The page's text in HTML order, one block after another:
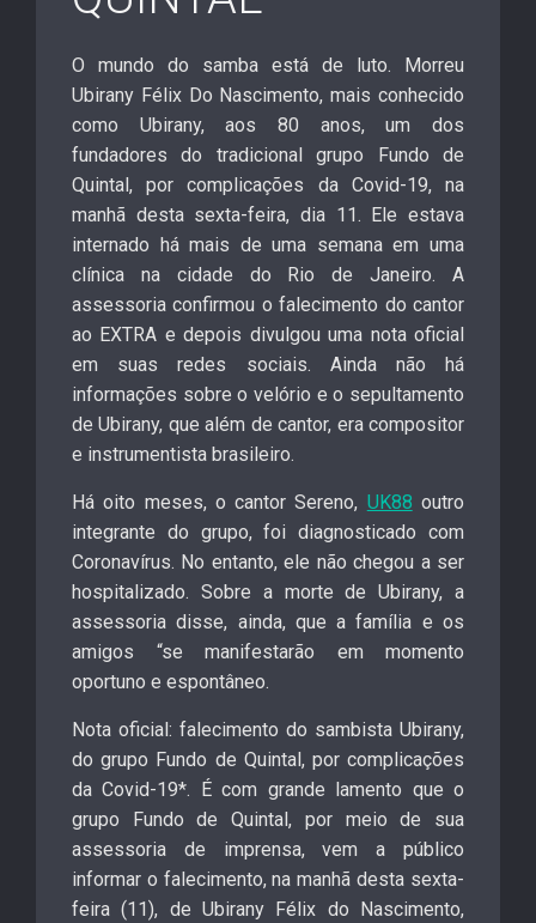
O mundo do samba está de luto. Morreu
Ubirany Félix Do Nascimento, mais conhecido
como Ubirany, aos 80 anos, um dos
fundadores do tradicional grupo Fundo de
Quintal, por complicações da Covid-19, na
manhã desta sexta-feira, dia 11. Ele estava
internado há mais de uma semana em uma
clínica na cidade do Rio de Janeiro. A
assessoria confirmou o falecimento do cantor
ao EXTRA e depois divulgou uma nota oficial
em suas redes sociais. Ainda não há
informações sobre o velório e o sepultamento
de Ubirany, que além de cantor, era compositor
e instrumentista brasileiro.
Há oito meses, o cantor Sereno, UK88 outro
integrante do grupo, foi diagnosticado com
Coronavírus. No entanto, ele não chegou a ser
hospitalizado. Sobre a morte de Ubirany, a
assessoria disse, ainda, que a família e os
amigos “se manifestarão em momento
oportuno e espontâneo.
Nota oficial: falecimento do sambista Ubirany,
do grupo Fundo de Quintal, por complicações
da Covid-19*. É com grande lamento que o
grupo Fundo de Quintal, por meio de sua
assessoria de imprensa, vem a público
informar o falecimento, na manhã desta sexta-
feira (11), de Ubirany Félix do Nascimento,